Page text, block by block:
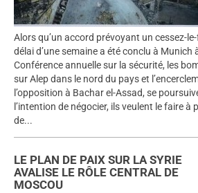
Alors qu’un accord prévoyant un cessez-
délai d’une semaine a été conclu à Munich
Conférence annuelle sur la sécurité, les
sur Alep dans le nord du pays et
l’opposition à Bachar el-Assad, se
l’intention de négocier, ils veulent le faire à
de...
LE PLAN DE PAIX SUR LA SYRIE
AVALISE LE RÔLE CENTRAL DE
MOSCOU